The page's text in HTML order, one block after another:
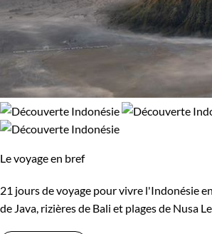
Le voyage en bref
21 jours de voyage pour vivre l'Indonésie
de Java, rizières de Bali et plages de Nusa